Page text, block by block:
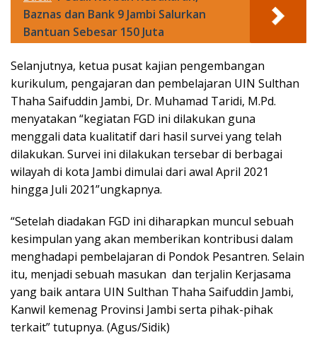
Baznas dan Bank 9 Jambi Salurkan
Bantuan Sebesar 150 Juta
Selanjutnya, ketua pusat kajian pengembangan
kurikulum, pengajaran dan pembelajaran UIN Sulthan
Thaha Saifuddin Jambi, Dr. Muhamad Taridi, M.Pd.
menyatakan “kegiatan FGD ini dilakukan guna
menggali data kualitatif dari hasil survei yang telah
dilakukan. Survei ini dilakukan tersebar di berbagai
wilayah di kota Jambi dimulai dari awal April 2021
hingga Juli 2021”ungkapnya.
“Setelah diadakan FGD ini diharapkan muncul sebuah
kesimpulan yang akan memberikan kontribusi dalam
menghadapi pembelajaran di Pondok Pesantren. Selain
itu, menjadi sebuah masukan dan terjalin Kerjasama
yang baik antara UIN Sulthan Thaha Saifuddin Jambi,
Kanwil kemenag Provinsi Jambi serta pihak-pihak
terkait” tutupnya. (Agus/Sidik)